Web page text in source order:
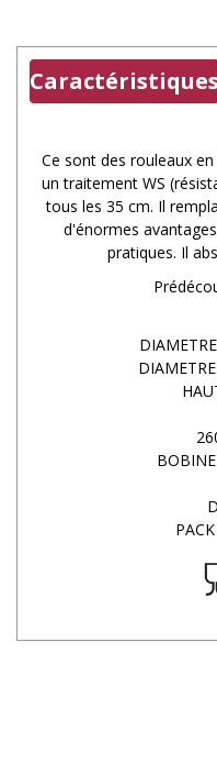
Caractéristiques
Ce sont des rouleaux
un traitement WS
tous les 35 cm. Il
d'énormes
pratiques. Il